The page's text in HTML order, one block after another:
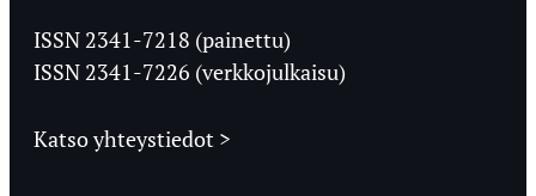
Ylioppilaslehti
ISSN 2341-7218 (painettu)
ISSN 2341-7226 (verkkojulkaisu)
Katso yhteystiedot >